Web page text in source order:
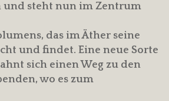
und steht nun im Zentrum
das im Äther seine
und findet. Eine neue Sorte
sich einen Weg zu den
wo es zum